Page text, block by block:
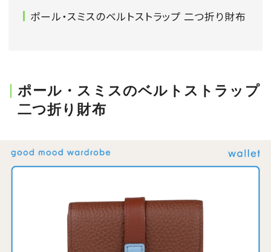
MAGAZINE
会員登録
Log in or Sign up
「The SPUR Club」。便利な機能と特典を無料で楽し
ログイン・新規会員登録
ポール・スミスのベルトストラップ 二つ折り財布
ポール・スミスのベルトストラップ
二つ折り財布